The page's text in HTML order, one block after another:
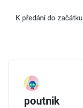
K předání do
poutnik